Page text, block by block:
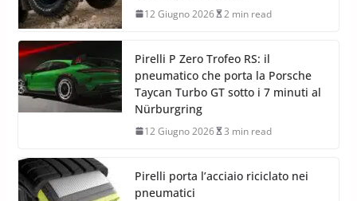
12 Giugno 2026 2 min read
Pirelli P Zero Trofeo RS: il
pneumatico che porta la Porsche
Taycan Turbo GT sotto i 7 minuti al
Nürburgring
12 Giugno 2026 3 min read
Pirelli porta l’acciaio riciclato nei
pneumatici